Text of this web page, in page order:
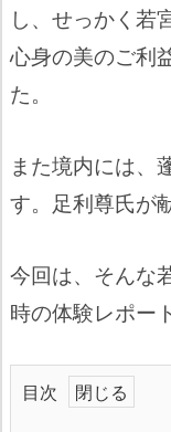
し、せっかく若
心身の美のご利
た。
また境内には、
す。足利尊氏が
今回は、そんな
時の体験レポー
目次